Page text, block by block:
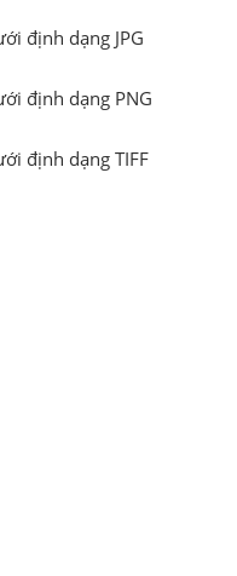
định dạng JPG
định dạng PNG
định dạng TIFF